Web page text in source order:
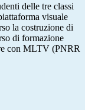
delle tre classi
visuale
la costruzione di
di formazione
con MLTV (PNRR